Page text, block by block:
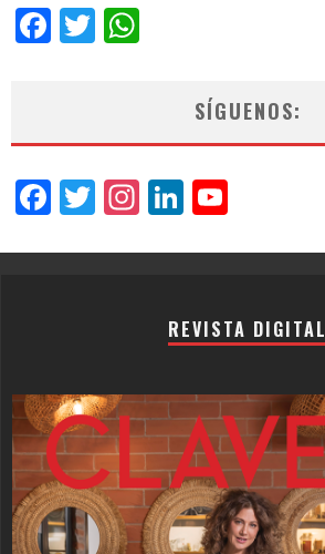
Facebook
Twitter
SÍGUENOS:
Facebook
Twitter
Instagram
LinkedIn
REVISTA DIGITAL